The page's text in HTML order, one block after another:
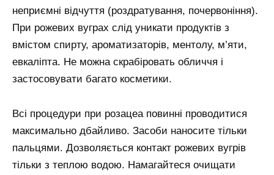
неприємні відчуття (роздратування, почервоніння).
При рожевих вуграх слід уникати продуктів з
вмістом спирту, ароматизаторів, ментолу, м’яти,
евкаліпта. Не можна скрабіровать обличчя і
застосовувати багато косметики.
Всі процедури при розацеа повинні проводитися
максимально дбайливо. Засоби наносите тільки
пальцями. Дозволяється контакт рожевих вугрів
тільки з теплою водою. Намагайтеся очищати